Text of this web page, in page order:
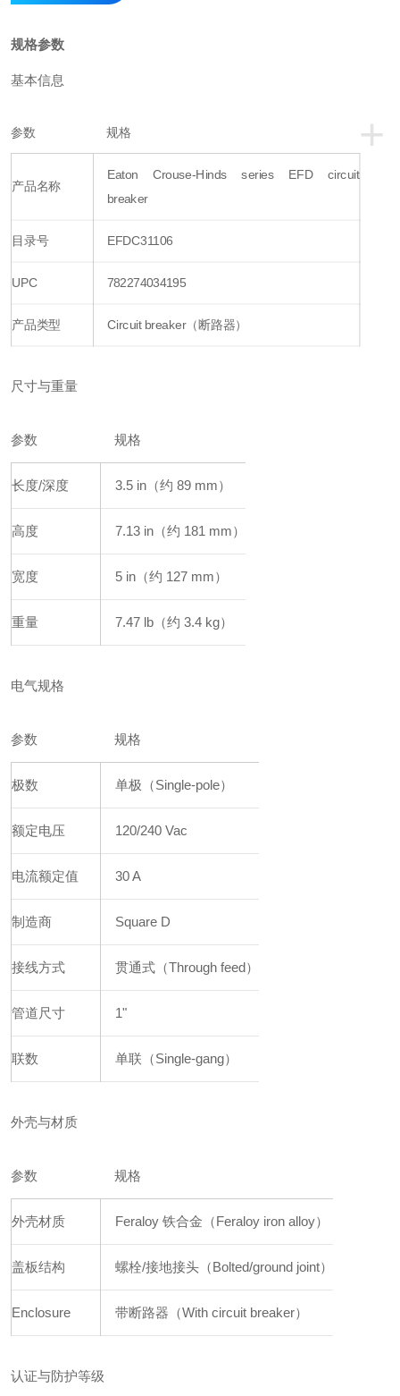
规格参数
基本信息
+
参数 规格
产品名称
Eaton Crouse-Hinds series EFD circuit
breaker
目录号 EFDC31106
UPC 782274034195
产品类型 Circuit breaker（断路器）
尺寸与重量
参数 规格
长度/深度 3.5 in（约 89 mm）
高度 7.13 in（约 181 mm）
宽度 5 in（约 127 mm）
重量 7.47 lb（约 3.4 kg）
电气规格
参数 规格
极数 单极（Single-pole）
额定电压 120/240 Vac
电流额定值 30 A
制造商 Square D
接线方式 贯通式（Through feed）
管道尺寸 1"
联数 单联（Single-gang）
外壳与材质
参数 规格
外壳材质 Feraloy 铁合金（Feraloy iron alloy）
盖板结构 螺栓/接地接头（Bolted/ground joint）
Enclosure 带断路器（With circuit breaker）
认证与防护等级